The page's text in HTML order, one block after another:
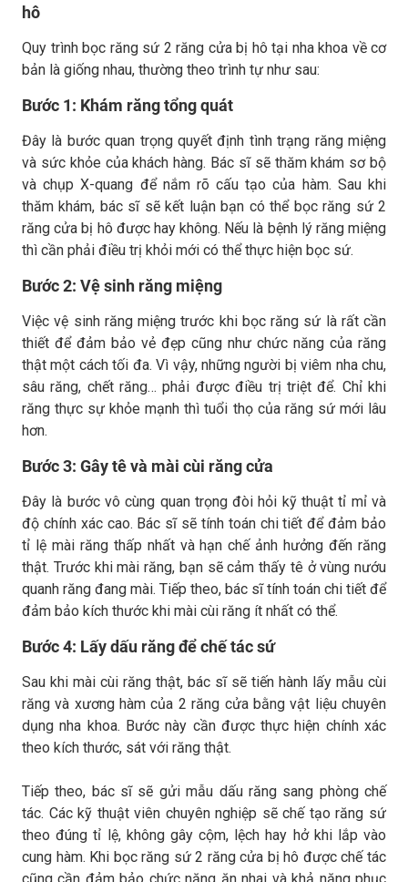
hô
Quy trình bọc răng sứ 2 răng cửa bị hô tại nha khoa về cơ
bản là giống nhau, thường theo trình tự như sau:
Bước 1: Khám răng tổng quát
Đây là bước quan trọng quyết định tình trạng răng miệng
và sức khỏe của khách hàng. Bác sĩ sẽ thăm khám sơ bộ
và chụp X-quang để nắm rõ cấu tạo của hàm. Sau khi
thăm khám, bác sĩ sẽ kết luận bạn có thể bọc răng sứ 2
răng cửa bị hô được hay không. Nếu là bệnh lý răng miệng
thì cần phải điều trị khỏi mới có thể thực hiện bọc sứ.
Bước 2: Vệ sinh răng miệng
Việc vệ sinh răng miệng trước khi bọc răng sứ là rất cần
thiết để đảm bảo vẻ đẹp cũng như chức năng của răng
thật một cách tối đa. Vì vậy, những người bị viêm nha chu,
sâu răng, chết răng… phải được điều trị triệt để. Chỉ khi
răng thực sự khỏe mạnh thì tuổi thọ của răng sứ mới lâu
hơn.
Bước 3: Gây tê và mài cùi răng cửa
Đây là bước vô cùng quan trọng đòi hỏi kỹ thuật tỉ mỉ và
độ chính xác cao. Bác sĩ sẽ tính toán chi tiết để đảm bảo
tỉ lệ mài răng thấp nhất và hạn chế ảnh hưởng đến răng
thật. Trước khi mài răng, bạn sẽ cảm thấy tê ở vùng nướu
quanh răng đang mài. Tiếp theo, bác sĩ tính toán chi tiết để
đảm bảo kích thước khi mài cùi răng ít nhất có thể.
Bước 4: Lấy dấu răng để chế tác sứ
Sau khi mài cùi răng thật, bác sĩ sẽ tiến hành lấy mẫu cùi
răng và xương hàm của 2 răng cửa bằng vật liệu chuyên
dụng nha khoa. Bước này cần được thực hiện chính xác
theo kích thước, sát với răng thật.
Tiếp theo, bác sĩ sẽ gửi mẫu dấu răng sang phòng chế
tác. Các kỹ thuật viên chuyên nghiệp sẽ chế tạo răng sứ
theo đúng tỉ lệ, không gây cộm, lệch hay hở khi lắp vào
cung hàm. Khi bọc răng sứ 2 răng cửa bị hô được chế tác